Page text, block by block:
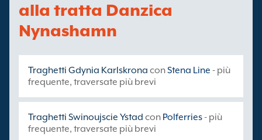
alla tratta Danzica
Nynashamn
Traghetti Gdynia Karlskrona conStena Line - più
frequente, traversate più brevi
Traghetti Swinoujscie Ystad con Polferries- più
frequente, traversate più brevi